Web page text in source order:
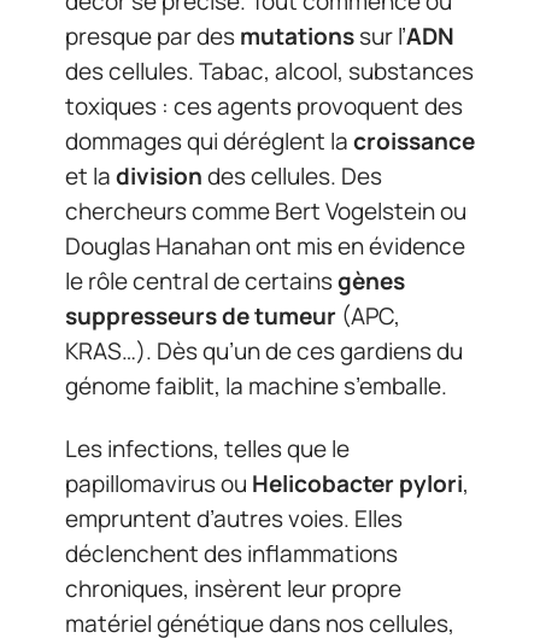
presque par desmutationssur l’ADN
des cellules. Tabac, alcool, substances
toxiques : ces agents provoquent des
dommages qui déréglent lacroissance
et ladivisiondes cellules. Des
chercheurs comme Bert Vogelstein ou
Douglas Hanahan ont mis en évidence
le rôle central de certainsgènes
suppresseurs de tumeur (APC,
KRAS…). Dès qu’un de ces gardiens du
génome faiblit, la machine s’emballe.
Les infections, telles que le
papillomavirus ou Helicobacter pylori,
empruntent d’autres voies. Elles
déclenchent des inflammations
chroniques, insèrent leur propre
matériel génétique dans nos cellules,